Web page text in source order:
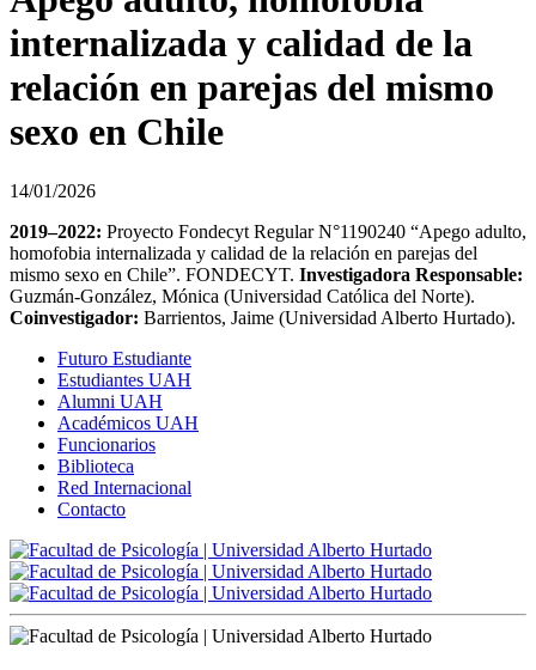
internalizada y calidad de la
relación en parejas del mismo
sexo en Chile
14/01/2026
2019–2022: Proyecto Fondecyt Regular N°1190240 “Apego adulto,
homofobia internalizada y calidad de la relación en parejas del
mismo sexo en Chile”. FONDECYT. Investigadora Responsable:
Guzmán-González, Mónica (Universidad Católica del Norte).
Coinvestigador: Barrientos, Jaime (Universidad Alberto Hurtado).
Futuro Estudiante
Estudiantes UAH
Alumni UAH
Académicos UAH
Funcionarios
Biblioteca
Red Internacional
Contacto